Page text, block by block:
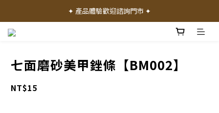
✦ 加入會員就送 50 元購物禮金 ✦
✦ 產品體驗歡迎諮詢門市 ✦
七面磨砂美甲銼條【BM002】
NT$15